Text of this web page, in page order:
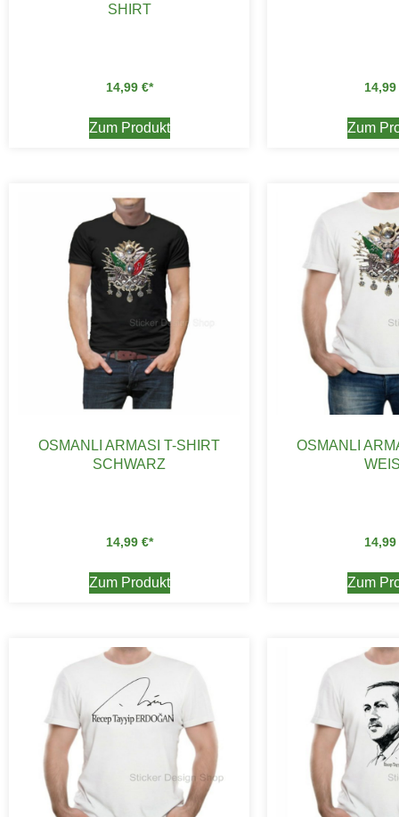
SHIRT
14,99 €
Zum Produkt
14,99
Zum
OSMANLI ARMASI T-SHIRT
SCHWARZ
14,99 €
Zum Produkt
OSMANLI
14,99
Zum